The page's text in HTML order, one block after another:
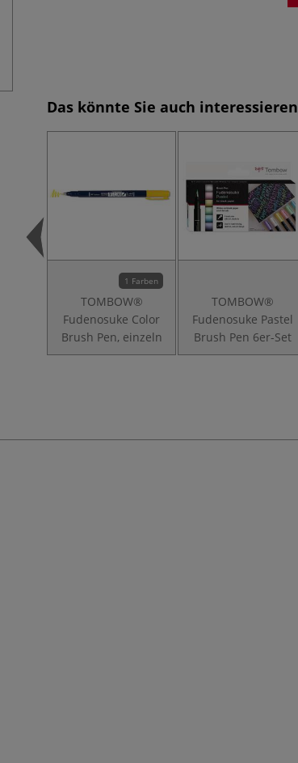
Das könnte Sie auch interessieren
1 Farben
TOMBOW®
Fudenosuke Color
Brush Pen, einzeln
TOMBOW®
Fudenosuke Pastel
Brush Pen 6er-Set